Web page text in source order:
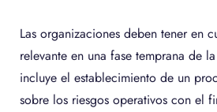
Las organizaciones deben tener en
relevante en una fase temprana de
incluye el establecimiento de un
sobre los riesgos operativos con el